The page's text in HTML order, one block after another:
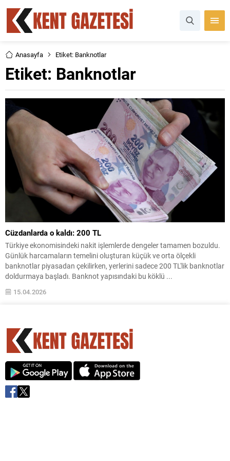
Anasayfa Etiket: Banknotlar
Etiket: Banknotlar
Cüzdanlarda o kaldı: 200 TL
Türkiye ekonomisindeki nakit işlemlerde dengeler tamamen bozuldu.
Günlük harcamaların temelini oluşturan küçük ve orta ölçekli
banknotlar piyasadan çekilirken, yerlerini sadece 200 TL'lik banknotlar
doldurmaya başladı. Banknot yapısındaki bu köklü ...
15.04.2026